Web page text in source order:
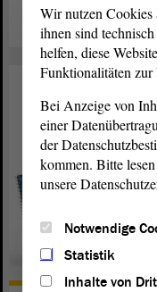
Wir nutzen Cookies
ihnen sind
helfen, diese
Funktionalitäten
Bei Anzeige von
einer
der
kommen. Bitte
unsere
Notwendige
Statistik
Inhalte von